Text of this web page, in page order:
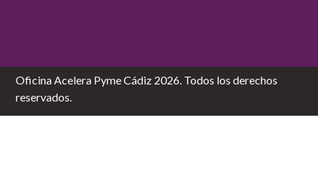
Oficina Acelera Pyme Cádiz 2026. Todos los derechos
reservados.